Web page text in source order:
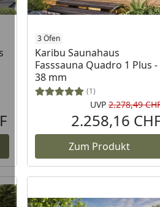
Aktueller Preis
3 Öfen
Karibu Saunahaus
Fasssauna Quadro 1 Plus -
38 mm
(1)
UVP 2.278,49
2.258,16
Zum Produkt